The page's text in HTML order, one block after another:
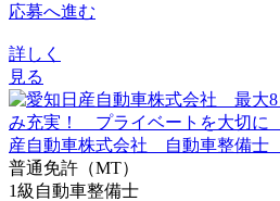
応募へ進む
詳しく
見る
普通免許（MT）
1級自動車整備士